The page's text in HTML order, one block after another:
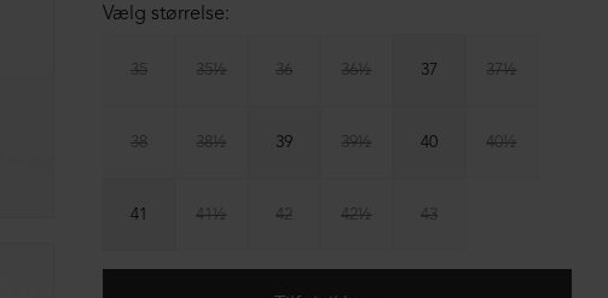
Vælg størrelse:
35 35½ 36 36½ 37 37½
38 38½ 39 39½ 40 40½
41 41½ 42 42½ 43